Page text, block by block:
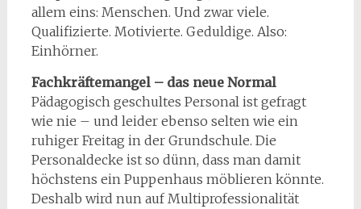
allem eins: Menschen. Und zwar viele.
Qualifizierte. Motivierte. Geduldige. Also:
Einhörner.
Fachkräftemangel – das neue Normal
Pädagogisch geschultes Personal ist gefragt
wie nie – und leider ebenso selten wie ein
ruhiger Freitag in der Grundschule. Die
Personaldecke ist so dünn, dass man damit
höchstens ein Puppenhaus möblieren könnte.
Deshalb wird nun auf Multiprofessionalität